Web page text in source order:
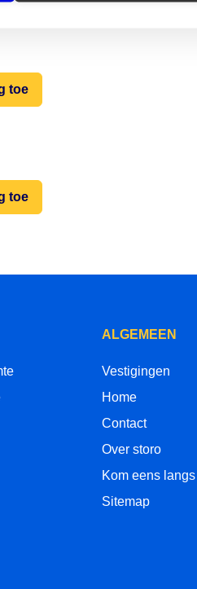
toe
toe
ALGEMEEN
Vestigingen
Home
Contact
Over storo
Kom eens langs
Sitemap